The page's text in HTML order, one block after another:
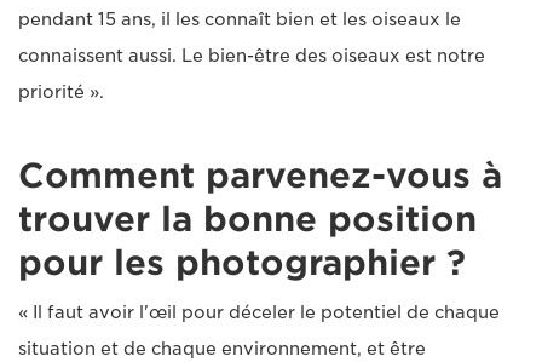
pendant 15 ans, il les connaît bien et les oiseaux le
connaissent aussi. Le bien-être des oiseaux est notre
priorité ».
Comment parvenez-vous à
trouver la bonne position
pour les photographier ?
« Il faut avoir l'œil pour déceler le potentiel de chaque
situation et de chaque environnement, et être